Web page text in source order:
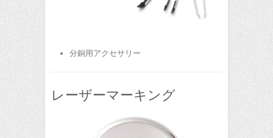
分銅用アクセサリー
レーザーマーキング